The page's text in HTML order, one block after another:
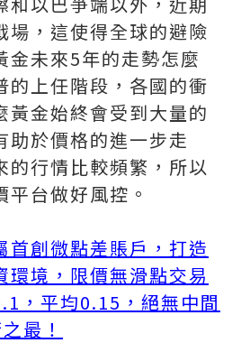
場，這使得全球的避險
金未來5年的走勢怎麼
的上任階段，各國的衝
黃金始終會受到大量的
助於價格的進一步走
的行情比較頻繁，所以
台做好風控。
首創微點差賬戶，打造
環境，限價無滑點交易
，平均0.15，絕無中間
最！